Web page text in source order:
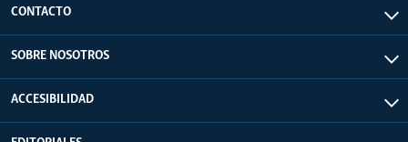
CONTACTO
SOBRE NOSOTROS
ACCESIBILIDAD